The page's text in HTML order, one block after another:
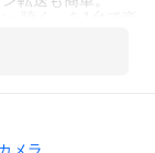
男の子・女の子